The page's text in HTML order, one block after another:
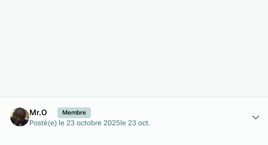
Mr.O Membre
Posté(e) le 23 octobre 2025 le 23 oct.